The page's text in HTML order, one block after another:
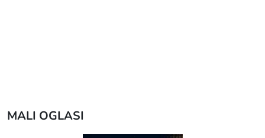
MALI OGLASI